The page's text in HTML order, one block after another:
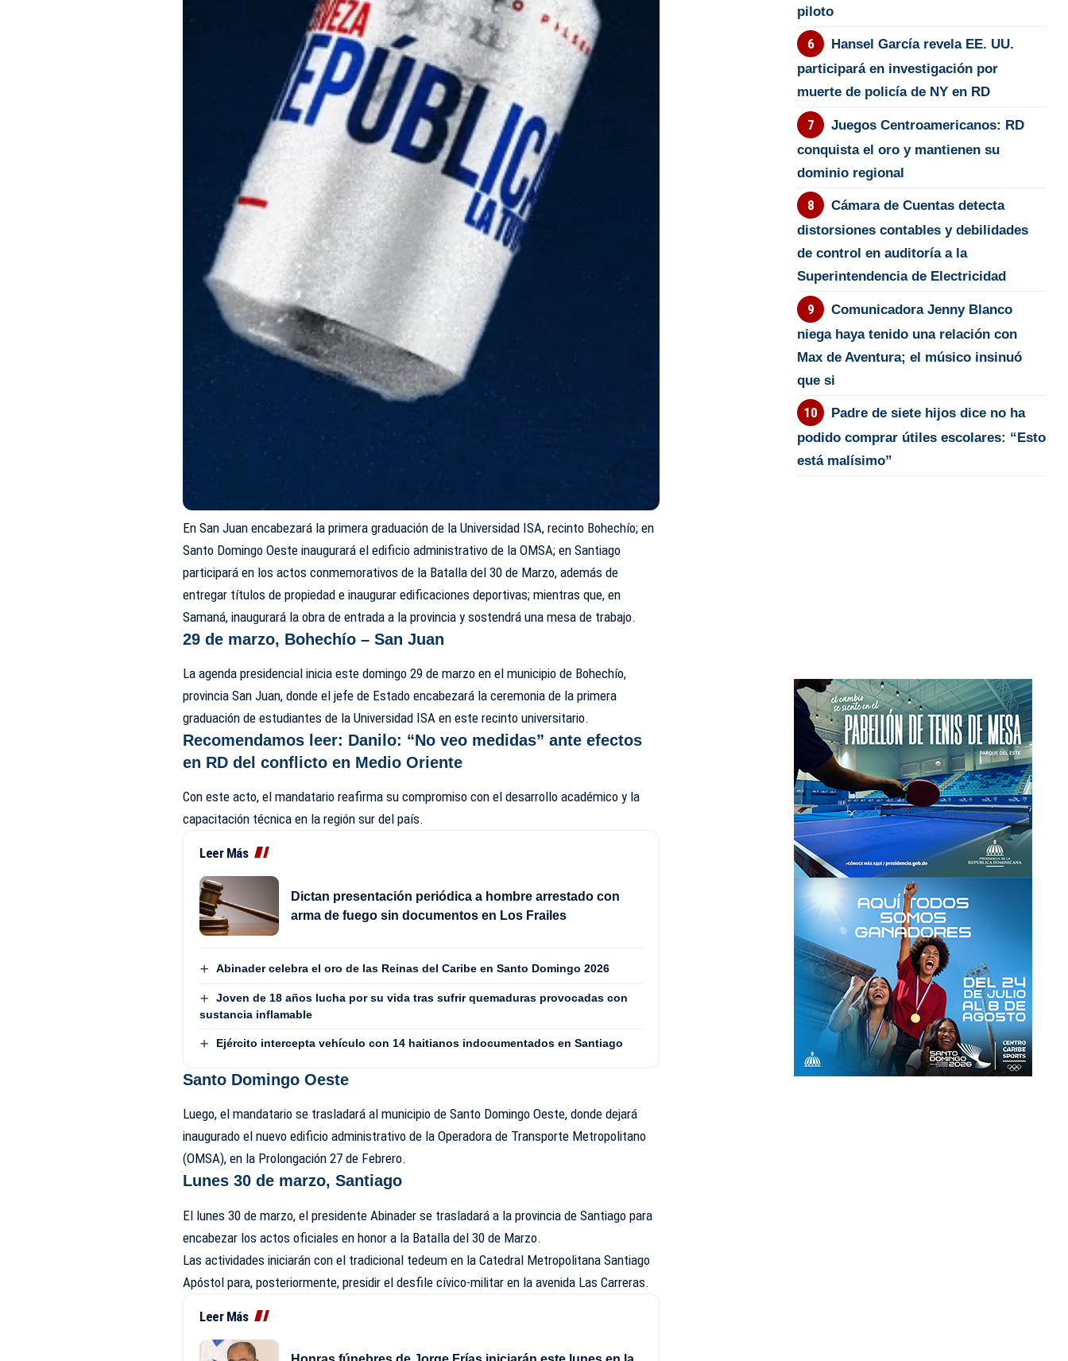
En San Juan encabezará la primera graduación de la Universidad ISA, recinto Bohechío; en
Santo Domingo Oeste inaugurará el edificio administrativo de la OMSA; en Santiago
participará en los actos conmemorativos de la Batalla del 30 de Marzo, además de
entregar títulos de propiedad e inaugurar edificaciones deportivas; mientras que, en
Samaná, inaugurará la obra de entrada a la provincia y sostendrá una mesa de trabajo.
29 de marzo, Bohechío – San Juan
La agenda presidencial inicia este domingo 29 de marzo en el municipio de Bohechío,
provincia San Juan, donde el jefe de Estado encabezará la ceremonia de la primera
graduación de estudiantes de la Universidad ISA en este recinto universitario.
Recomendamos leer: Danilo: “No veo medidas” ante efectos
en RD del conflicto en Medio Oriente
Con este acto, el mandatario reafirma su compromiso con el desarrollo académico y la
capacitación técnica en la región sur del país.
Leer Más
Dictan presentación periódica a hombre arrestado con
arma de fuego sin documentos en Los Frailes
Abinader celebra el oro de las Reinas del Caribe en Santo Domingo 2026
Joven de 18 años lucha por su vida tras sufrir quemaduras provocadas con
sustancia inflamable
Ejército intercepta vehículo con 14 haitianos indocumentados en Santiago
Santo Domingo Oeste
Luego, el mandatario se trasladará al municipio de Santo Domingo Oeste, donde dejará
inaugurado el nuevo edificio administrativo de la Operadora de Transporte Metropolitano
(OMSA), en la Prolongación 27 de Febrero.
Lunes 30 de marzo, Santiago
El lunes 30 de marzo, el presidente Abinader se trasladará a la provincia de Santiago para
encabezar los actos oficiales en honor a la Batalla del 30 de Marzo.
Las actividades iniciarán con el tradicional tedeum en la Catedral Metropolitana Santiago
Apóstol para, posteriormente, presidir el desfile cívico-militar en la avenida Las Carreras.
Leer Más
piloto
Hansel García revela EE. UU.
participará en investigación por
muerte de policía de NY en RD
Juegos Centroamericanos: RD
conquista el oro y mantienen su
dominio regional
Cámara de Cuentas detecta
distorsiones contables y debilidades
de control en auditoría a la
Superintendencia de Electricidad
Comunicadora Jenny Blanco
niega haya tenido una relación con
Max de Aventura; el músico insinuó
que si
Padre de siete hijos dice no ha
podido comprar útiles escolares: “Esto
está malísimo”